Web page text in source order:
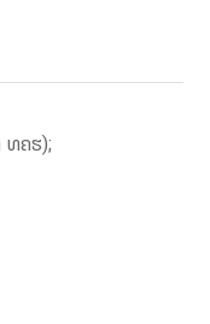
ທຄຮ);